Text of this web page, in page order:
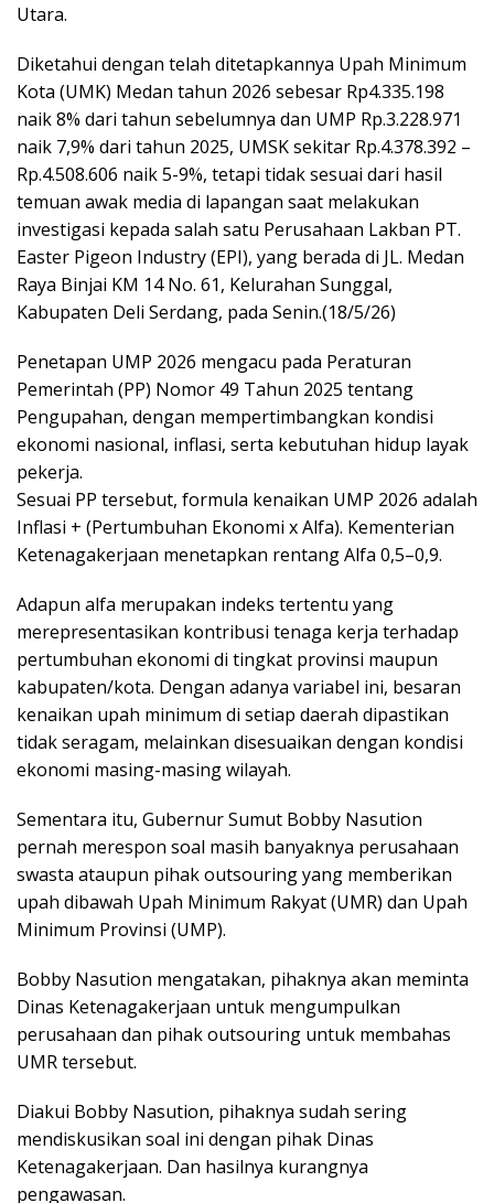
Utara.
Diketahui dengan telah ditetapkannya Upah Minimum
Kota (UMK) Medan tahun 2026 sebesar Rp4.335.198
naik 8% dari tahun sebelumnya dan UMP Rp.3.228.971
naik 7,9% dari tahun 2025, UMSK sekitar Rp.4.378.392 –
Rp.4.508.606 naik 5-9%, tetapi tidak sesuai dari hasil
temuan awak media di lapangan saat melakukan
investigasi kepada salah satu Perusahaan Lakban PT.
Easter Pigeon Industry (EPI), yang berada di JL. Medan
Raya Binjai KM 14 No. 61, Kelurahan Sunggal,
Kabupaten Deli Serdang, pada Senin.(18/5/26)
Penetapan UMP 2026 mengacu pada Peraturan
Pemerintah (PP) Nomor 49 Tahun 2025 tentang
Pengupahan, dengan mempertimbangkan kondisi
ekonomi nasional, inflasi, serta kebutuhan hidup layak
pekerja.
Sesuai PP tersebut, formula kenaikan UMP 2026 adalah
Inflasi + (Pertumbuhan Ekonomi x Alfa). Kementerian
Ketenagakerjaan menetapkan rentang Alfa 0,5–0,9.
Adapun alfa merupakan indeks tertentu yang
merepresentasikan kontribusi tenaga kerja terhadap
pertumbuhan ekonomi di tingkat provinsi maupun
kabupaten/kota. Dengan adanya variabel ini, besaran
kenaikan upah minimum di setiap daerah dipastikan
tidak seragam, melainkan disesuaikan dengan kondisi
ekonomi masing-masing wilayah.
Sementara itu, Gubernur Sumut Bobby Nasution
pernah merespon soal masih banyaknya perusahaan
swasta ataupun pihak outsouring yang memberikan
upah dibawah Upah Minimum Rakyat (UMR) dan Upah
Minimum Provinsi (UMP).
Bobby Nasution mengatakan, pihaknya akan meminta
Dinas Ketenagakerjaan untuk mengumpulkan
perusahaan dan pihak outsouring untuk membahas
UMR tersebut.
Diakui Bobby Nasution, pihaknya sudah sering
mendiskusikan soal ini dengan pihak Dinas
Ketenagakerjaan. Dan hasilnya kurangnya
pengawasan.